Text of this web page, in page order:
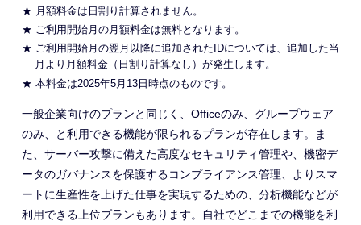
★ 月額料金は日割り計算されません。
★ ご利用開始月の月額料金は無料となります。
★ ご利用開始月の翌月以降に追加されたIDについては、追加した当
月より月額料金（日割り計算なし）が発生します。
★ 本料金は2025年5月13日時点のものです。
一般企業向けのプランと同じく、Officeのみ、グループウェア
のみ、と利用できる機能が限られるプランが存在します。ま
た、サーバー攻撃に備えた高度なセキュリティ管理や、機密デ
ータのガバナンスを保護するコンプライアンス管理、よりスマ
ートに生産性を上げた仕事を実現するための、分析機能などが
利用できる上位プランもあります。自社でどこまでの機能を利